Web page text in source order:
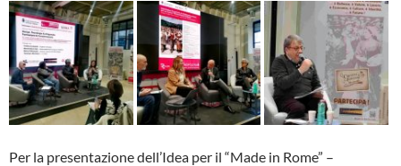
Per la presentazione dell’Idea per il “Made in Rome” –